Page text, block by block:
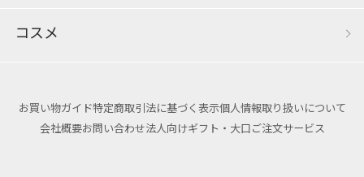
コスメ
お買い物ガイド特定商取引法に基づく表示個人情報取り扱いについて
会社概要お問い合わせ法人向けギフト・大口ご注文サービス